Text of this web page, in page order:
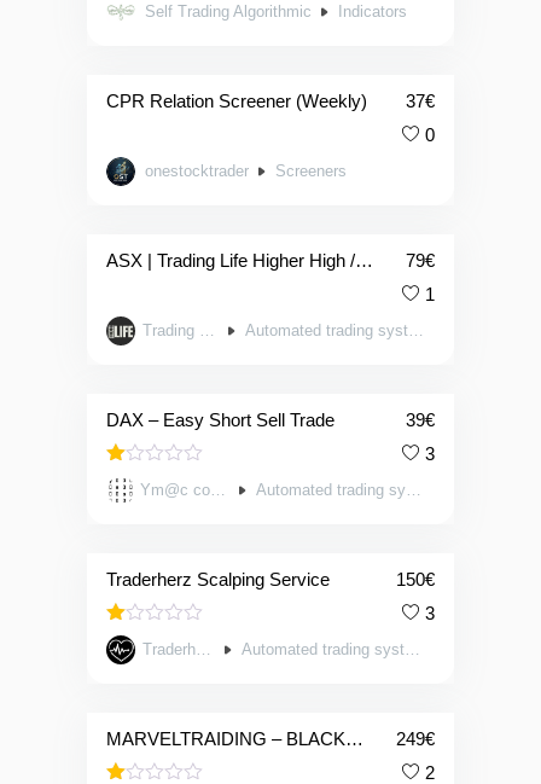
Self Trading Algorithmic Indicators
CPR Relation Screener (Weekly) 37€
0
onestocktrader Screeners
ASX | Trading Life Higher High / Lower Low Indices 79€
1
DAX – Easy Short Sell Trade 39€
Valorado
en
3
Ym@c conseil
Traderherz Scalping Service 150€
Valorado
en
3
Automated trading systems
MARVELTRAIDING – BLACK WIDOW – S&P500 – M5 249€
2